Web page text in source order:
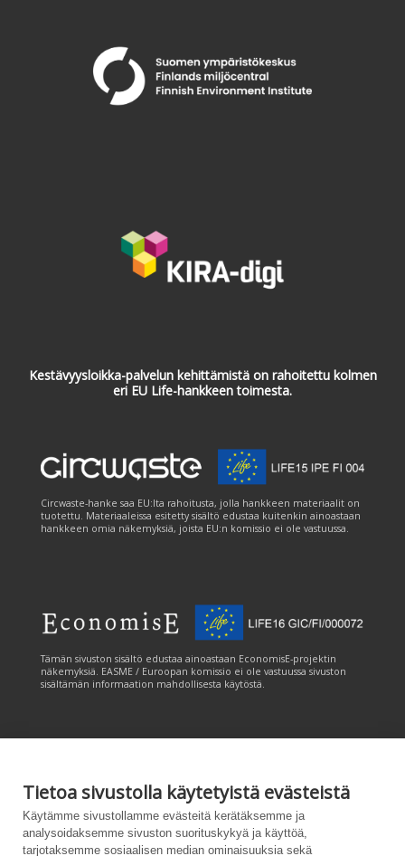
Tietoa sivustolla käytetyistä evästeistä
Käytämme sivustollamme evästeitä kerätäksemme ja
analysoidaksemme sivuston suorituskykyä ja käyttöä,
tarjotaksemme sosiaalisen median ominaisuuksia sekä
Kestävyysloikka-palvelun kehittämistä on rahoitettu kolmen
eri EU Life-hankkeen toimesta.
Circwaste-hanke saa EU:lta rahoitusta, jolla hankkeen materiaalit on
tuotettu. Materiaaleissa esitetty sisältö edustaa kuitenkin ainoastaan
hankkeen omia näkemyksiä, joista EU:n komissio ei ole vastuussa.
Tämän sivuston sisältö edustaa ainoastaan EconomisE-projektin
näkemyksiä. EASME / Euroopan komissio ei ole vastuussa sivuston
sisältämän informaation mahdollisesta käytöstä.
Tämän sivuston tuottamiseen on saatu rahoitusta Euroopan unionin
LIFE-ohjelmasta. Tämän sivuston sisältö edustaa ainoastaan
CANEMURE-hankkeen näkemyksiä ja EASME/EU:n komissio ei ole
vastuussa sivuston sisältämän informaation mahdollisesta käytöstä.